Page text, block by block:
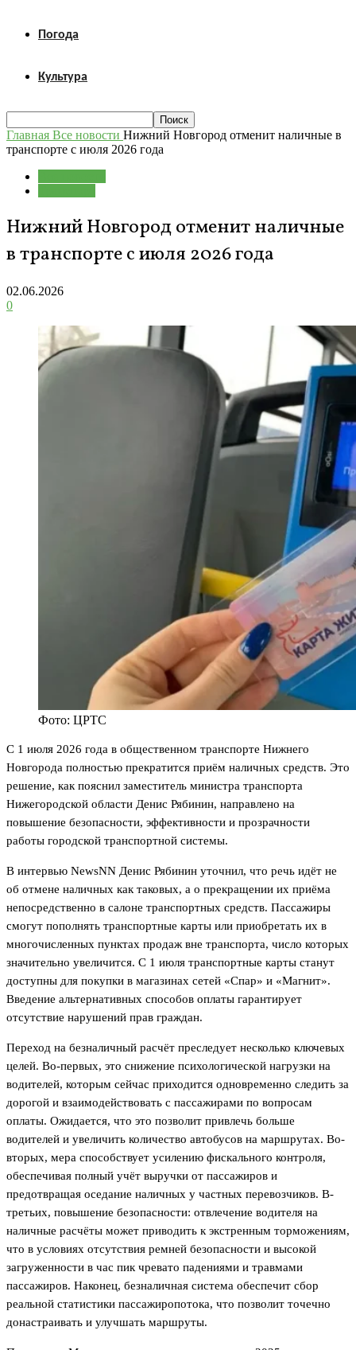
Погода
Культура
Главная Все новости Нижний Новгород отменит наличные в
транспорте с июля 2026 года
Нижний Новгород отменит наличные
в транспорте с июля 2026 года
02.06.2026
0
Фото: ЦРТС
С 1 июля 2026 года в общественном транспорте Нижнего
Новгорода полностью прекратится приём наличных средств. Это
решение, как пояснил заместитель министра транспорта
Нижегородской области Денис Рябинин, направлено на
повышение безопасности, эффективности и прозрачности
работы городской транспортной системы.
В интервью NewsNN Денис Рябинин уточнил, что речь идёт не
об отмене наличных как таковых, а о прекращении их приёма
непосредственно в салоне транспортных средств. Пассажиры
смогут пополнять транспортные карты или приобретать их в
многочисленных пунктах продаж вне транспорта, число которых
значительно увеличится. С 1 июля транспортные карты станут
доступны для покупки в магазинах сетей «Спар» и «Магнит».
Введение альтернативных способов оплаты гарантирует
отсутствие нарушений прав граждан.
Переход на безналичный расчёт преследует несколько ключевых
целей. Во-первых, это снижение психологической нагрузки на
водителей, которым сейчас приходится одновременно следить за
дорогой и взаимодействовать с пассажирами по вопросам
оплаты. Ожидается, что это позволит привлечь больше
водителей и увеличить количество автобусов на маршрутах. Во-
вторых, мера способствует усилению фискального контроля,
обеспечивая полный учёт выручки от пассажиров и
предотвращая оседание наличных у частных перевозчиков. В-
третьих, повышение безопасности: отвлечение водителя на
наличные расчёты может приводить к экстренным торможениям,
что в условиях отсутствия ремней безопасности и высокой
загруженности в час пик чревато падениями и травмами
пассажиров. Наконец, безналичная система обеспечит сбор
реальной статистики пассажиропотока, что позволит точечно
донастраивать и улучшать маршруты.